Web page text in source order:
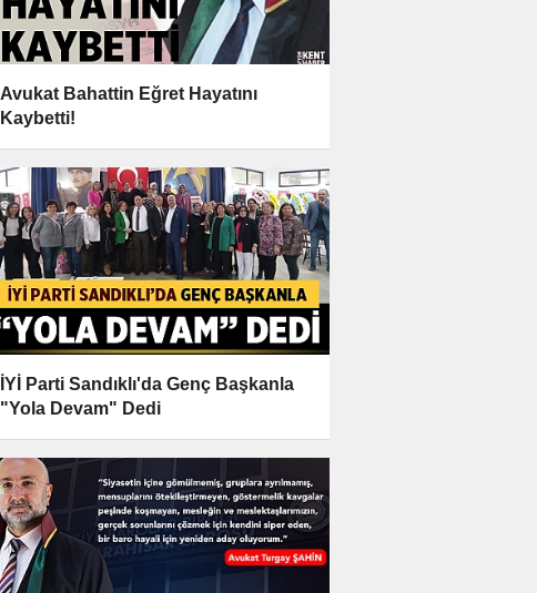
Avukat Bahattin Eğret Hayatını
Kaybetti!
İYİ Parti Sandıklı'da Genç Başkanla
"Yola Devam" Dedi